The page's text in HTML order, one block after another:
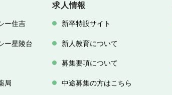
ー住吉
ー星陵台
局
求人情報
新卒特設サイト
新人教育について
募集要項について
中途募集の方はこちら